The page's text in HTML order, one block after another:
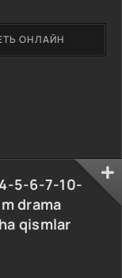
ОНЛАЙН
5-6-7-10-
drama
qismlar